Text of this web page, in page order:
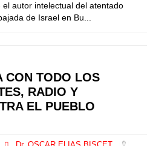
autor intelectual del atentado
de Israel en Bu...
CON TODO LOS
RADIO Y
EL PUEBLO